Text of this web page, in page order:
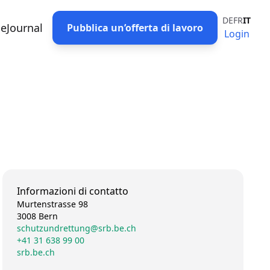
eJournal Pubblica un’offerta di lavoro
DEFRIT
Login
Informazioni di contatto
Murtenstrasse 98
3008 Bern
schutzundrettung@srb.be.ch
+41 31 638 99 00
srb.be.ch